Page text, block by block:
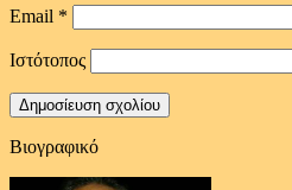
Email *
Ιστότοπος
Βιογραφικό